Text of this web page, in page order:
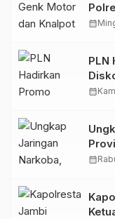
calendar_month
PLN
calendar_month
calendar_month